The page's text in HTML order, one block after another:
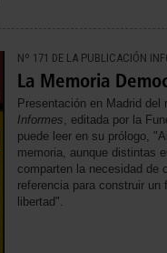
Nº 171 DE LA PUBLICACIÓN
La Memoria
Presentación en Madrid del
Informes, editada por la
puede leer en su prólogo,
memoria, aunque distintas
comparten la necesidad de
referencia para construir
libertad".